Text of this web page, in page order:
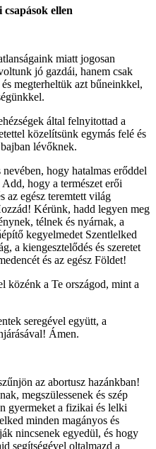
ellen
miatt jogosan
jó gazdái, hanem csak
megterheltük azt bűneinkkel,
által felnyitottad a
közelítsünk egymás felé és
lévőknek.
hogy hatalmas erőddel
hogy a természet erői
az egész teremtett világ
Kérünk, hadd legyen meg
télnek és nyárnak, a
kegyelmedet Szentlelked
a kiengesztelődés és szeretet
és az egész Földet!
közénk a Te országod, mint a
seregével együtt, a
Ámen.
az abortusz hazánkban!
megszülessenek és szép
gyermeket a fizikai és lelki
minden magányos és
nincsenek egyedül, és hogy
segítségével oltalmazd a